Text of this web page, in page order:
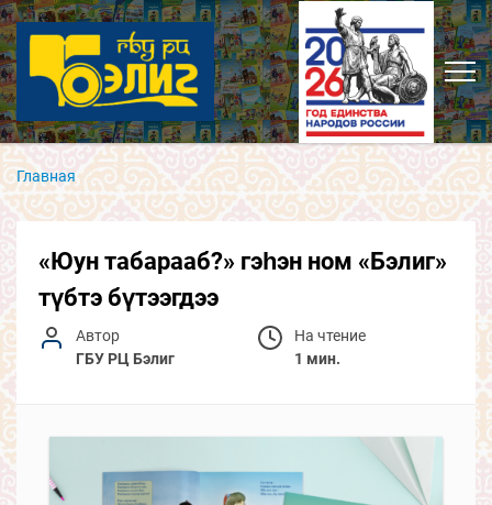
Главная
«Юун табарааб?» гэһэн ном «Бэлиг»
түбтэ бүтээгдээ
Автор
ГБУ РЦ Бэлиг
На чтение
1 мин.